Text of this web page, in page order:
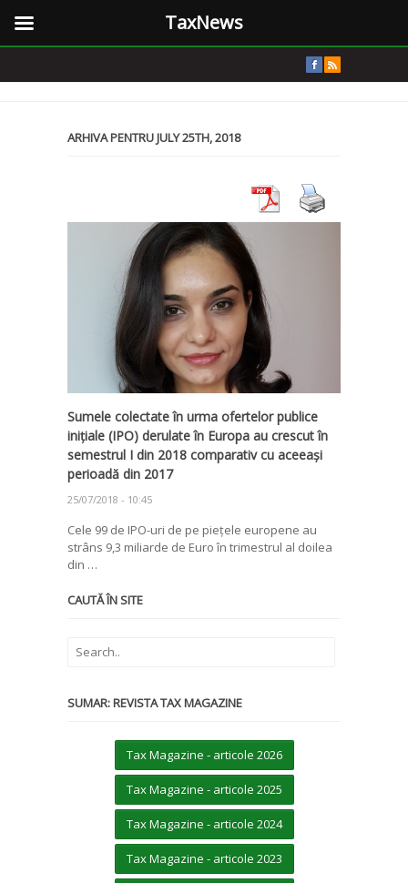
ARHIVA PENTRU JULY 25TH, 2018
Sumele colectate în urma ofertelor publice
inițiale (IPO) derulate în Europa au crescut în
semestrul I din 2018 comparativ cu aceeași
perioadă din 2017
25/07/2018 - 10:45
Cele 99 de IPO-uri de pe piețele europene au
strâns 9,3 miliarde de Euro în trimestrul al doilea
din …
CAUTĂ ÎN SITE
SUMAR: REVISTA TAX MAGAZINE
Tax Magazine - articole 2026
Tax Magazine - articole 2025
Tax Magazine - articole 2024
Tax Magazine - articole 2023
TaxNews